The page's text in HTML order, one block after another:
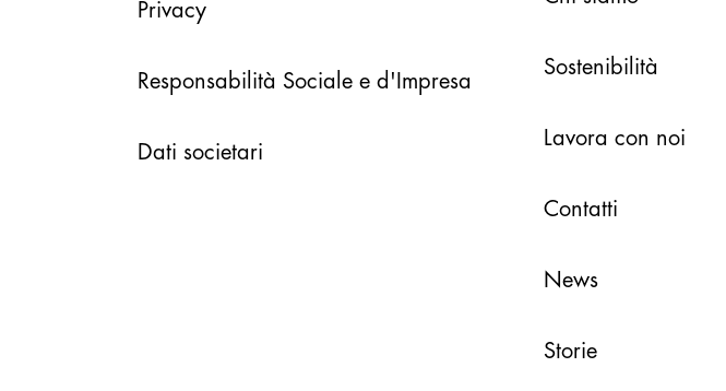
Privacy
Responsabilità Sociale e d'Impresa
Dati societari
Sostenibilità
Lavora con noi
Contatti
News
Storie